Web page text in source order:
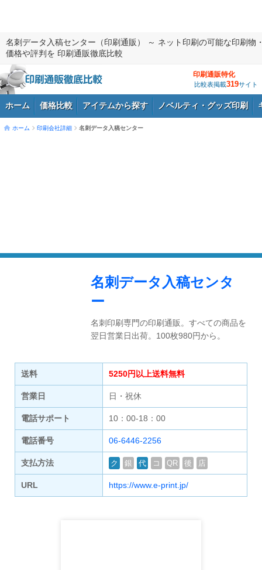
名刺データ入稿センター（印刷通販） ～ ネット印刷の可能な印刷物
価格や評判を 印刷通販徹底比較
印刷通販特化
比較表掲載319サイト
ホーム 価格比較 アイテムから探す ノベルティ・グッズ印刷
ホーム 印刷会社詳細 名刺データ入稿センター
名刺データ入稿センタ
ー
名刺印刷専門の印刷通販。すべての商品を
翌日営業日出荷。100枚980円から。
送料 5250円以上送料無料
営業日 日・祝休
電話サポート 10：00-18：00
電話番号 06-6446-2256
支払方法 ク 銀 代 コ QR 後 店
URL https://www.e-print.jp/